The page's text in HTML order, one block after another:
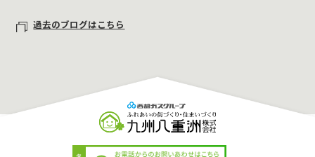
過去のブログはこちら